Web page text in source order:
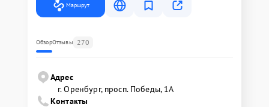
Маршрут
ОбзорОтзывы 270
Адрес
г. Оренбург, просп. Победы, 1А
Контакты